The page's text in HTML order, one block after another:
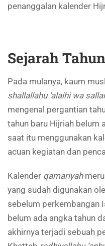
penanggalan kalender
Sejarah
Pada mulanya, kaum
shallallahu ‘alaihi wa
mengenal pergantian
tahun baru Hijriah belum
saat itu menggunakan
acuan kegiatan dan
Kalender qamariyah
yang sudah digunakan
sebelum perkembangan
belum ada angka tahun
akhirnya terjadi sebuah